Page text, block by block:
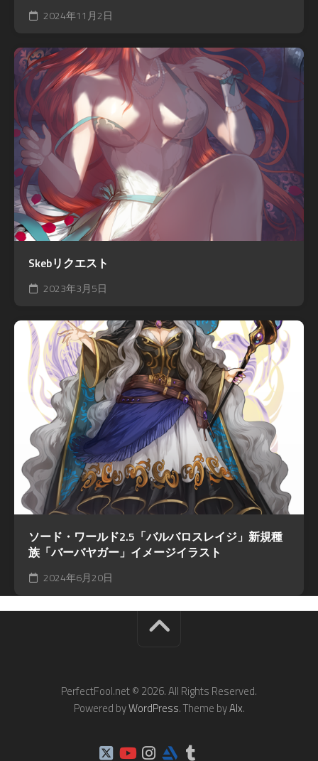
2024年11月2日
Skebリクエスト
2023年3月5日
ソード・ワールド2.5「バルバロスレイジ」新規種
族「バーバヤガー」イメージイラスト
2024年6月20日
PerfectFool.net © 2026. All Rights Reserved.
Powered byWordPress. Theme byAlx.